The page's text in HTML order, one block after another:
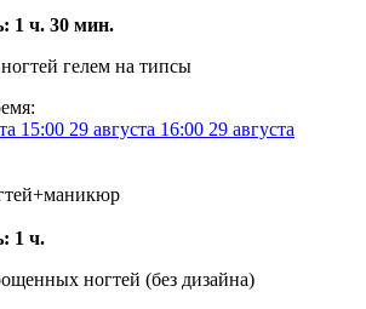
1 ч. 30 мин.
гелем на типсы
15:00 29 августа 16:00 29 августа
1 ч.
ногтей (без дизайна)